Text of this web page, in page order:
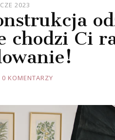
2023
chodzi Ci
0 KOMENTARZY